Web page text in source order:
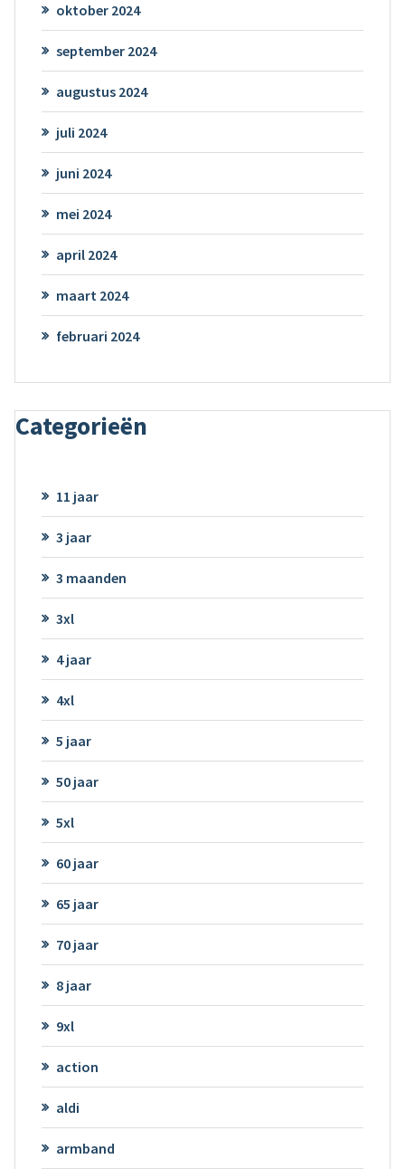
oktober 2024
september 2024
augustus 2024
juli 2024
juni 2024
mei 2024
april 2024
maart 2024
februari 2024
Categorieën
11 jaar
3 jaar
3 maanden
3xl
4 jaar
4xl
5 jaar
50 jaar
5xl
60 jaar
65 jaar
70 jaar
8 jaar
9xl
action
aldi
armband